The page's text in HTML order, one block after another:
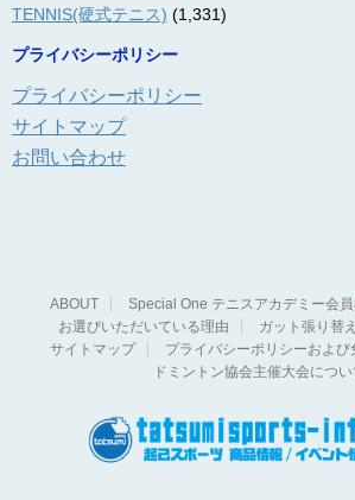
TENNIS(硬式テニス) (1,331)
プライバシーポリシー
プライバシーポリシー
サイトマップ
お問い合わせ
ABOUT
Special One テニスアカデミー会員
お選びいただいている理由
ガット張り替
サイトマップ
プライバシーポリシーおよび
ドミントン協会主催大会につい